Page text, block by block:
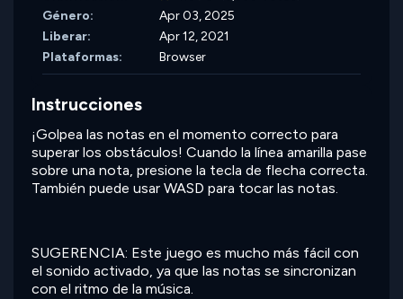
Género:
Apr 03, 2025
Liberar:
Apr 12, 2021
Plataformas:
Browser
Instrucciones
¡Golpea las notas en el momento correcto para
superar los obstáculos! Cuando la línea amarilla pase
sobre una nota, presione la tecla de flecha correcta.
También puede usar WASD para tocar las notas.
SUGERENCIA: Este juego es mucho más fácil con
el sonido activado, ya que las notas se sincronizan
con el ritmo de la música.